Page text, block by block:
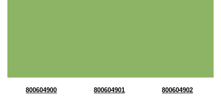
800604900 800604901 800604902